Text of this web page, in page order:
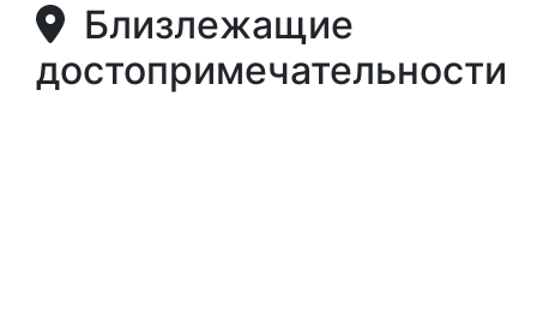
Близлежащие
достопримечательности